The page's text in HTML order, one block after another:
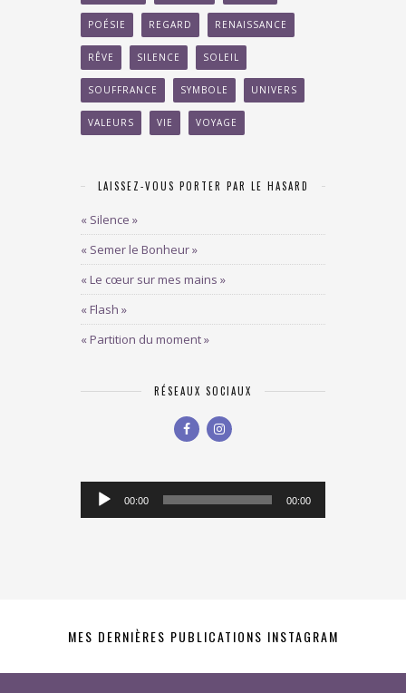
POÉSIE REGARD RENAISSANCE
RÊVE SILENCE SOLEIL
SOUFFRANCE SYMBOLE UNIVERS
VALEURS VIE VOYAGE
LAISSEZ-VOUS PORTER PAR LE HASARD
« Silence »
« Semer le Bonheur »
« Le cœur sur mes mains »
« Flash »
« Partition du moment »
RÉSEAUX SOCIAUX
Lecteur
audio
00:00 00:00
MES DERNIÈRES PUBLICATIONS INSTAGRAM